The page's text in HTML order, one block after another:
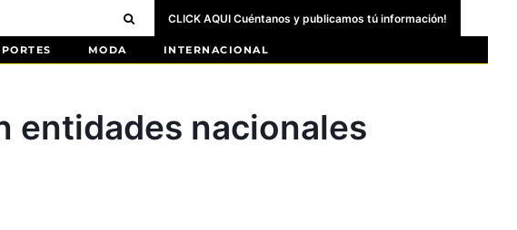
CLICK AQUI Cuéntanos y publicamos tú información!
MODA INTERNACIONAL
entidades nacionales